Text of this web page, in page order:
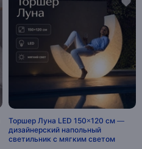
Торшер Луна LED 150×120 см —
дизайнерский напольный
светильник с мягким светом